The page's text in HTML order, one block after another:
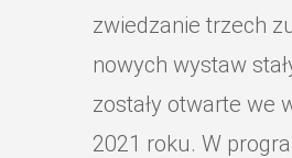
zwiedzanie trzech
nowych wystaw
zostały otwarte we
2021 roku. W